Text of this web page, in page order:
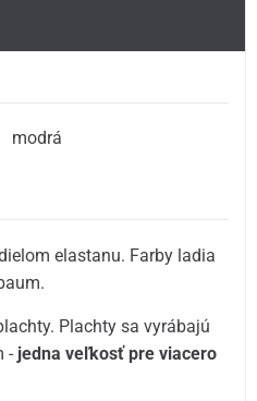
modrá
elastanu. Farby ladia
Plachty sa vyrábajú
- jedna veľkosť pre viacero